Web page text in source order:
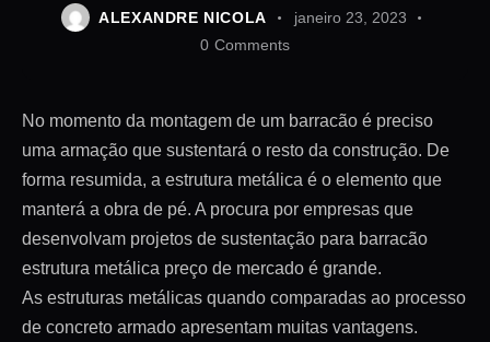
ALEXANDRE NICOLA
janeiro 23, 2023
0 Comments
No momento da montagem de um barracão é preciso
uma armação que sustentará o resto da construção. De
forma resumida, a estrutura metálica é o elemento que
manterá a obra de pé. A procura por empresas que
desenvolvam projetos de sustentação para barracão
estrutura metálica preço de mercado é grande.
As estruturas metálicas quando comparadas ao processo
de concreto armado apresentam muitas vantagens.